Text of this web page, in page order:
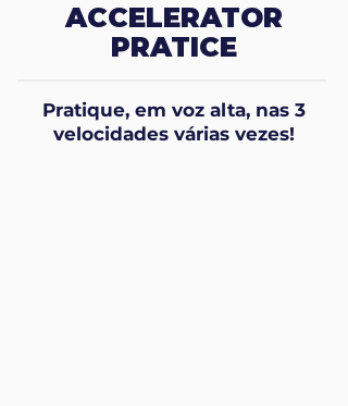
ACCELERATOR
PRATICE
Pratique, em voz alta, nas 3
velocidades várias vezes!